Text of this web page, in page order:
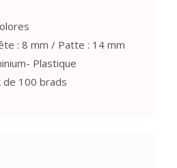
: 8 mm / Patte : 14 mm
Plastique
de 100 brads